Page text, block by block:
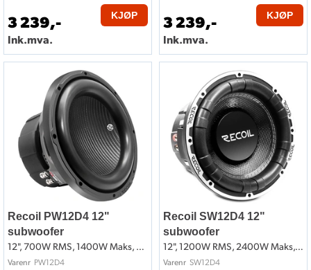
3 239,-
Ink.mva.
KJØP 3 239,-
Ink.mva.
KJØP
Recoil PW12D4 12"
subwoofer
12", 700W RMS, 1400W Maks, 2x4 Ohm
Varenr PW12D4
Recoil SW12D4 12"
subwoofer
12", 1200W RMS, 2400W Maks, 2x4 Ohm
Varenr SW12D4